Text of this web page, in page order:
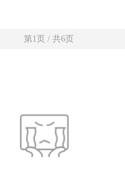
第1页 / 共6页